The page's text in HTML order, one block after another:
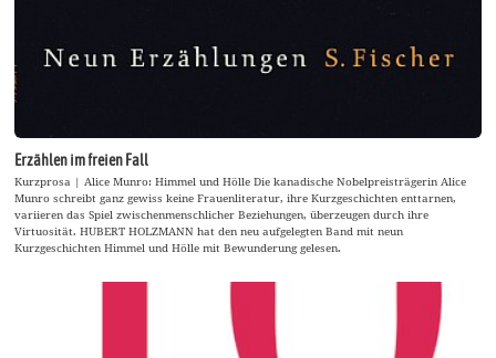
Erzählen im freien Fall
Kurzprosa | Alice Munro: Himmel und Hölle Die kanadische Nobelpreisträgerin Alice
Munro schreibt ganz gewiss keine Frauenliteratur, ihre Kurzgeschichten enttarnen,
variieren das Spiel zwischenmenschlicher Beziehungen, überzeugen durch ihre
Virtuosität. HUBERT HOLZMANN hat den neu aufgelegten Band mit neun
Kurzgeschichten Himmel und Hölle mit Bewunderung gelesen.